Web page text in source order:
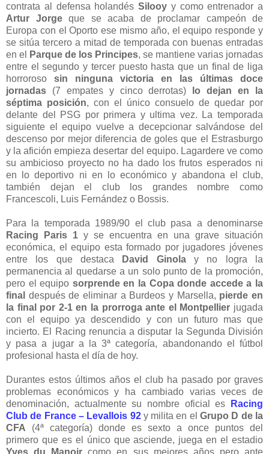
contrata al defensa holandés Silooy y como entrenador a
Artur Jorgeque se acaba de proclamar campeón de
Europa con el Oporto ese mismo año, el equipo responde y
se sitúa tercero a mitad de temporada con buenas entradas
en el
Parque de los Principes, se mantiene varias jornadas
entre el segundo y tercer puesto hasta que un final de liga
horroroso sin ninguna victoria en las últimas doce
jornadas (7 empates y cinco derrotas)
lo dejan en la
séptima posición, con el único consuelo de quedar por
delante del PSG por primera y ultima vez. La temporada
siguiente el equipo vuelve a decepcionar salvándose del
descenso por mejor diferencia de goles que el Estrasburgo
y la afición empieza desertar del equipo. Lagardere ve como
su ambicioso proyecto no ha dado los frutos esperados ni
en lo deportivo ni en lo económico y abandona el club,
también dejan el club los grandes nombre como
Francescoli, Luis Fernández o Bossis.
Para la temporada 1989/90 el club pasa a denominarse
Racing Paris 1 y se encuentra en una grave situación
económica, el equipo esta formado por jugadores jóvenes
entre los que destaca
David Ginolay no logra la
permanencia al quedarse a un solo punto de la promoción,
pero el equipo sorprende en la Copa donde accede a la
final después de eliminar a Burdeos y Marsella, pierde en
la final por 2-1 en la prorroga ante el Montpellier jugada
con el equipo ya descendido y con un futuro mas que
incierto. El Racing renuncia a disputar la Segunda División
y pasa a jugar a la 3ª categoría, abandonando el fútbol
profesional hasta el día de hoy.
Durantes estos últimos años el club ha pasado por graves
problemas económicos y ha cambiado varias veces de
denominación, actualmente su nombre oficial es
Racing
Club de France – Levallois 92y milita en elGrupo D de la
CFA (4ª categoría) donde es sexto a once puntos del
primero que es el único que asciende, juega en el estadio
Yves du Manoir como en sus mejores años pero ante